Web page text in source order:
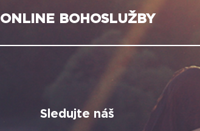
ONLINE BOHOSLUŽBY
Sledujte náš